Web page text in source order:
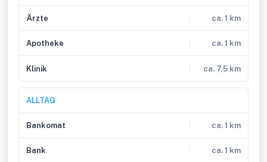
Ärzte ca. 1 km
Apotheke ca. 1 km
Klinik ca. 7,5 km
ALLTAG
Bankomat ca. 1 km
Bank ca. 1 km